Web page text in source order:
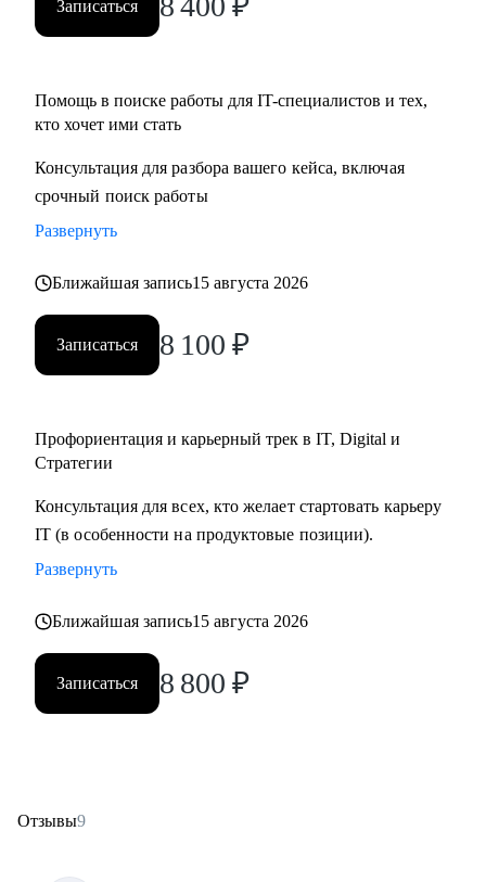
• Определим стратегию поиска подходящей роли и
Кому могу помочь:
• Product-менеджерам/Владельцам продуктов;
• Руководителям проектов/Руководителям стратегических
проектов;
• Специалистам по стратегии, инвестициям и консалтингу,
а также высшему и среднему менеджменту;
• Продуктовым аналитикам/Бизнес-аналитикам;
• Всем не IT-специалистам, которые хотят перейти в IT.
Записаться
Помощь в поиске работы для IT-специалистов и тех,
кто хочет ими стать
Консультация для разбора вашего кейса, включая
срочный поиск работы
Развернуть
Ближайшая запись15 августа 2026
Записаться 8 100 ₽
Профориентация и карьерный трек в IT, Digital и
Стратегии
Консультация для всех, кто желает стартовать карьеру
IT (в особенности на продуктовые позиции).
Развернуть
Ближайшая запись15 августа 2026
Записаться 8 800 ₽
Отзывы9